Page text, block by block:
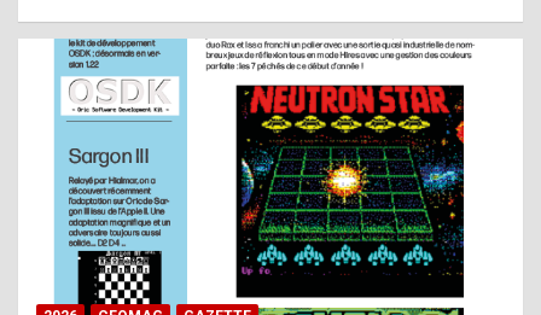
o
m
m
a
y
b
e
b